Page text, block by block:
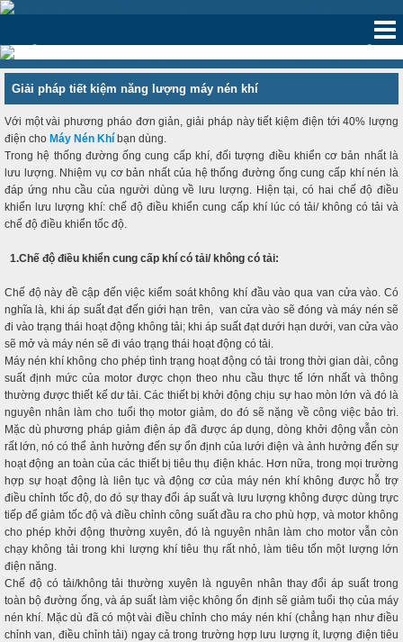
‹ ›
Giải pháp tiết kiệm năng lượng máy nén khí
Với một vài phương pháo đơn giản, giải pháp này tiết kiệm điện tới 40% lượng
điện cho Máy Nén Khí bạn dùng.
Trong hệ thống đường ống cung cấp khí, đối tượng điều khiển cơ bản nhất là
lưu lượng. Nhiệm vụ cơ bản nhất của hệ thống đường ống cung cấp khí nén là
đáp ứng nhu cầu của người dùng về lưu lượng. Hiện tại, có hai chế độ điều
khiển lưu lượng khí: chế độ điều khiển cung cấp khí lúc có tải/ không có tải và
chế độ điều khiển tốc độ.
1.Chế độ điều khiển cung cấp khí có tải/ không có tải:
Chế độ này đề cập đến việc kiểm soát không khí đầu vào qua van cửa vào. Có
nghĩa là, khi áp suất đạt đến giới hạn trên, van cửa vào sẽ đóng và máy nén sẽ
đi vào trạng thái hoạt động không tải; khi áp suất đạt dưới hạn dưới, van cửa vào
sẽ mở và máy nén sẽ đi váo trạng thái hoạt động có tải.
Máy nén khí không cho phép tình trạng hoạt động có tải trong thời gian dài, công
suất định mức của motor được chọn theo nhu cầu thực tế lớn nhất và thông
thường được thiết kế dư tải. Các thiết bị khởi động chịu sự hao mòn lớn và đó là
nguyên nhân làm cho tuổi thọ motor giảm, do đó sẽ nặng về công việc bảo trì.
Mặc dù phương pháp giảm điện áp đã được áp dụng, dòng khởi động vẫn còn
rất lớn, nó có thể ảnh hưởng đến sự ổn định của lưới điện và ảnh hưởng đến sự
hoạt động an toàn của các thiết bị tiêu thụ điện khác. Hơn nữa, trong mọi trường
hợp sự hoạt động là liên tục và động cơ của máy nén khí không được hỗ trợ
điều chỉnh tốc độ, do đó sự thay đổi áp suất và lưu lượng không được dùng trực
tiếp để giảm tốc độ và điều chỉnh công suất đầu ra cho phù hợp, và motor không
cho phép khởi động thường xuyên, đó là nguyên nhân làm cho motor vẫn còn
chạy không tải trong khi lượng khí tiêu thụ rất nhỏ, làm tiêu tốn một lượng lớn
điện năng.
Chế độ có tải/không tải thường xuyên là nguyên nhân thay đổi áp suất trong
toàn bộ đường ống, và áp suất làm việc không ổn định sẽ giảm tuổi thọ của máy
nén khí. Mặc dù đã có một vài điều chỉnh cho máy nén khí (chẳng hạn như điều
chỉnh van, điều chỉnh tải) ngay cả trong trường hợp lưu lượng ít, lượng điện tiêu